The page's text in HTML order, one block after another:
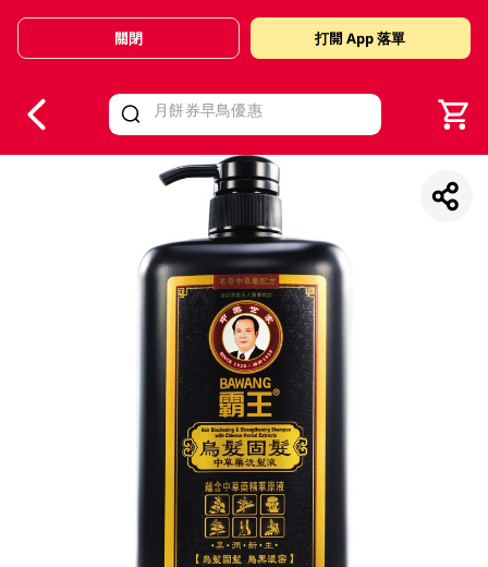
Valid Until 30 June 2026
關閉 打開 App 落單